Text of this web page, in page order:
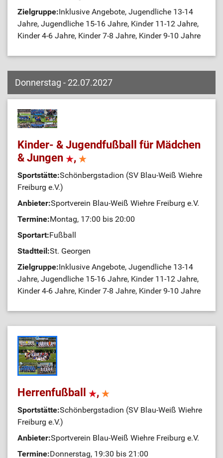
Zielgruppe:Inklusive Angebote, Jugendliche 13-14
Jahre, Jugendliche 15-16 Jahre, Kinder 11-12 Jahre,
Kinder 4-6 Jahre, Kinder 7-8 Jahre, Kinder 9-10 Jahre
Donnerstag - 22.07.2027
Kinder- & Jugendfußball für Mädchen
& Jungen
,
Sportstätte:Schönbergstadion (SV Blau-Weiß Wiehre
Freiburg e.V.)
Anbieter:Sportverein Blau-Weiß Wiehre Freiburg e.V.
Termine:Montag, 17:00 bis 20:00
Sportart:Fußball
Stadtteil:St. Georgen
Zielgruppe:Inklusive Angebote, Jugendliche 13-14
Jahre, Jugendliche 15-16 Jahre, Kinder 11-12 Jahre,
Kinder 4-6 Jahre, Kinder 7-8 Jahre, Kinder 9-10 Jahre
Herrenfußball ,
Sportstätte:Schönbergstadion (SV Blau-Weiß Wiehre
Freiburg e.V.)
Anbieter:Sportverein Blau-Weiß Wiehre Freiburg e.V.
Termine:Donnerstag, 19:30 bis 21:00